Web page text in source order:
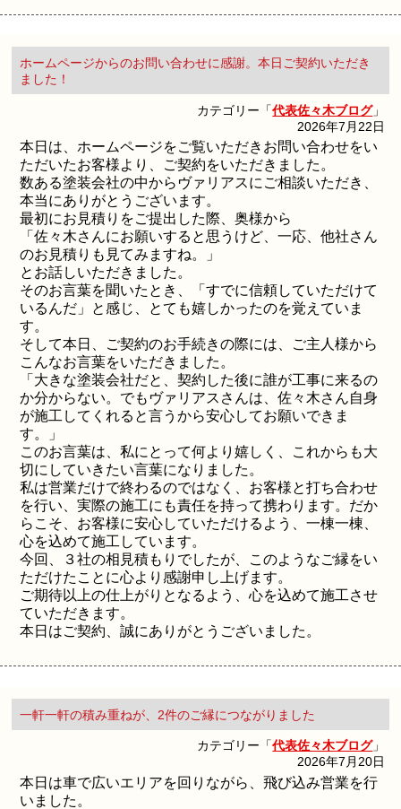
ホームページからのお問い合わせに感謝。本日ご契約いただき
ました！
カテゴリー「代表佐々木ブログ」
2026年7月22日
本日は、ホームページをご覧いただきお問い合わせをい
ただいたお客様より、ご契約をいただきました。
数ある塗装会社の中からヴァリアスにご相談いただき、
本当にありがとうございます。
最初にお見積りをご提出した際、奥様から
「佐々木さんにお願いすると思うけど、一応、他社さん
のお見積りも見てみますね。」
とお話しいただきました。
そのお言葉を聞いたとき、「すでに信頼していただけて
いるんだ」と感じ、とても嬉しかったのを覚えていま
す。
そして本日、ご契約のお手続きの際には、ご主人様から
こんなお言葉をいただきました。
「大きな塗装会社だと、契約した後に誰が工事に来るの
か分からない。でもヴァリアスさんは、佐々木さん自身
が施工してくれると言うから安心してお願いできま
す。」
このお言葉は、私にとって何より嬉しく、これからも大
切にしていきたい言葉になりました。
私は営業だけで終わるのではなく、お客様と打ち合わせ
を行い、実際の施工にも責任を持って携わります。だか
らこそ、お客様に安心していただけるよう、一棟一棟、
心を込めて施工しています。
今回、３社の相見積もりでしたが、このようなご縁をい
ただけたことに心より感謝申し上げます。
ご期待以上の仕上がりとなるよう、心を込めて施工させ
ていただきます。
本日はご契約、誠にありがとうございました。
一軒一軒の積み重ねが、2件のご縁につながりました
カテゴリー「代表佐々木ブログ」
2026年7月20日
本日は車で広いエリアを回りながら、飛び込み営業を行
いました。